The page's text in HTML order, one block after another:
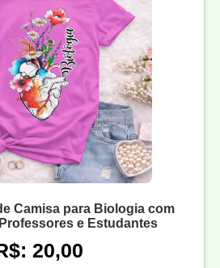
Camisa para Biologia com
e Estudantes
20,00